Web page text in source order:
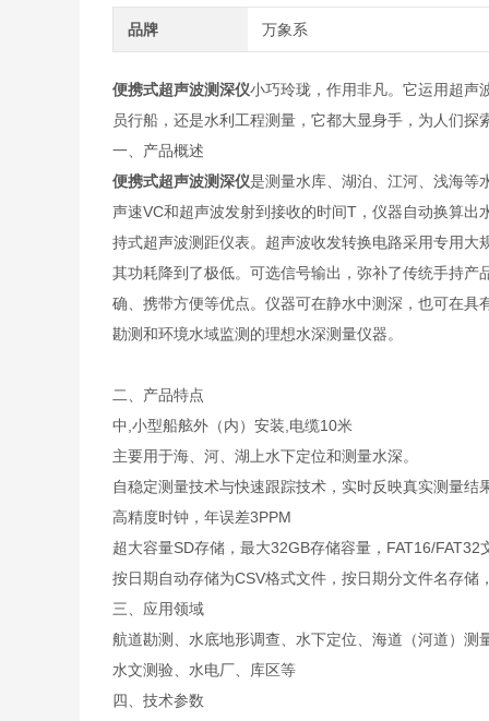
品牌 万象系
便携式超声波测深仪小巧玲珑，作用非凡。它运用超声
员行船，还是水利工程测量，它都大显身手，为人们探
一、产品概述
便携式超声波测深仪是测量水库、湖泊、江河、浅海等
声速VC和超声波发射到接收的时间T，仪器自动换算
持式超声波测距仪表。超声波收发转换电路采用专用
其功耗降到了极低。可选信号输出，弥补了传统手持
确、携带方便等优点。仪器可在静水中测深，也可在
勘测和环境水域监测的理想水深测量仪器。
二、产品特点
中,小型船舷外（内）安装,电缆10米
主要用于海、河、湖上水下定位和测量水深。
自稳定测量技术与快速跟踪技术，实时反映真实测量结
高精度时钟，年误差3PPM
超大容量SD存储，最大32GB存储容量，FAT16/FAT32
按日期自动存储为CSV格式文件，按日期分文件名存储
三、应用领域
航道勘测、水底地形调查、水下定位、海道（河道）测
水文测验、水电厂、库区等
四、技术参数